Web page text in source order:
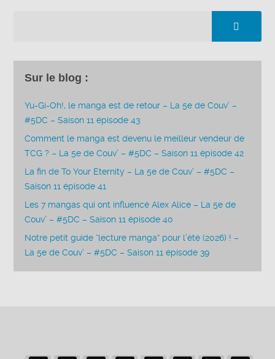
Sur le blog :
Yu-Gi-Oh!, le manga est de retour – La 5e de Couv’ –
#5DC – Saison 11 épisode 43
Comment le manga est devenu le meilleur vendeur de
TCG ? – La 5e de Couv’ – #5DC – Saison 11 épisode 42
La fin de To Your Eternity – La 5e de Couv’ – #5DC –
Saison 11 épisode 41
Les 7 mangas qui ont influencé Alex Alice – La 5e de
Couv’ – #5DC – Saison 11 épisode 40
Notre petit guide “lecture manga” pour l’été (2026) ! –
La 5e de Couv’ – #5DC – Saison 11 épisode 39